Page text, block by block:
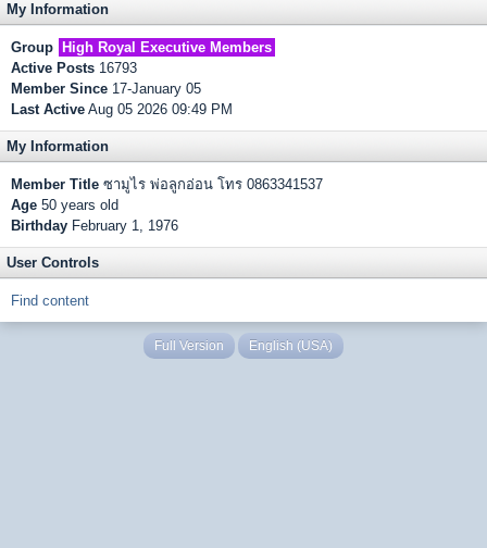
My Information
Group
High Royal Executive Members
Active Posts 16793
Member Since 17-January 05
Last Active Aug 05 2026 09:49 PM
My Information
Member Title ซามูไร พ่อลูกอ่อน โทร 0863341537
Age 50 years old
Birthday February 1, 1976
User Controls
Find content
Full Version English (USA)